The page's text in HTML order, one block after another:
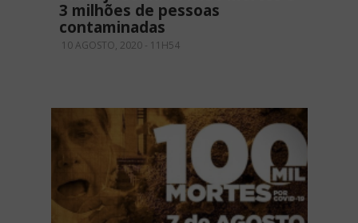
3 milhões de pessoas
contaminadas
10 AGOSTO, 2020 - 11H54